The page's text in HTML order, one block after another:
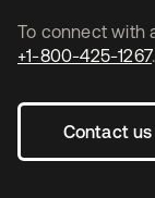
To connect with
+1-800-425-1267.
Contact us